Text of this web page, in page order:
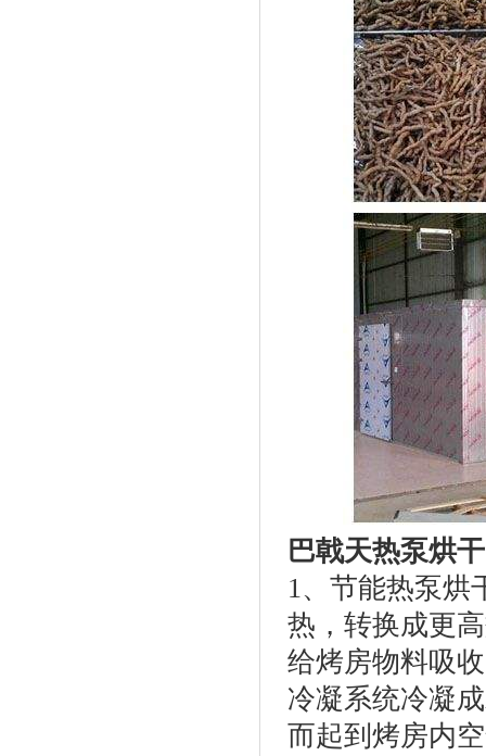
巴戟天热泵烘
1、节能热泵烘
热，转换成更
给烤房物料吸
冷凝系统冷凝
而起到烤房内